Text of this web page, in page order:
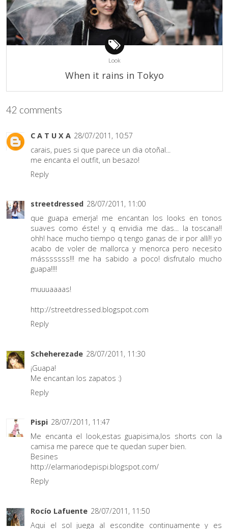
Look
When it rains in Tokyo
42 comments
C A T U X A 28/07/2011, 10:57
carais, pues si que parece un dia otoñal...
me encanta el outfit, un besazo!
Reply
streetdressed 28/07/2011, 11:00
que guapa emerja! me encantan los looks en tonos
suaves como éste! y q envidia me das... la toscana!!
ohh! hace mucho tiempo q tengo ganas de ir por allí!! yo
acabo de voler de mallorca y menorca pero necesito
másssssss!!! me ha sabido a poco! disfrutalo mucho
guapa!!!!
muuuaaaas!
http://streetdressed.blogspot.com
Reply
Scheherezade 28/07/2011, 11:30
¡Guapa!
Me encantan los zapatos :)
Reply
Pispi 28/07/2011, 11:47
Me encanta el look,estas guapisima,los shorts con la
camisa me parece que te quedan super bien.
Besines
http://elarmariodepispi.blogspot.com/
Reply
Rocío Lafuente 28/07/2011, 11:50
Aqui el sol juega al escondite continuamente y es